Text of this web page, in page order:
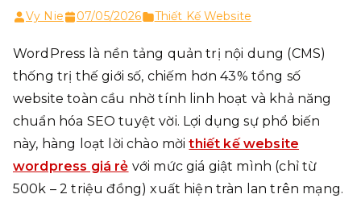
Vy Nie 07/05/2026 Thiết Kế Website
WordPress là nền tảng quản trị nội dung (CMS)
thống trị thế giới số, chiếm hơn 43% tổng số
website toàn cầu nhờ tính linh hoạt và khả năng
chuẩn hóa SEO tuyệt vời. Lợi dụng sự phổ biến
này, hàng loạt lời chào mờithiết kế website
wordpress giá rẻ với mức giá giật mình (chỉ từ
500k – 2 triệu đồng) xuất hiện tràn lan trên mạng.